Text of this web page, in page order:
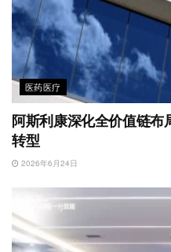
医药医疗
阿斯利康深化全价值链
转型
2026年6月24日